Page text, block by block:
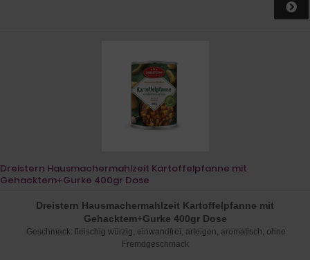
Dreistern Hausmachermahlzeit Kartoffelpfanne mit
Gehacktem+Gurke 400gr Dose
Dreistern Hausmachermahlzeit Kartoffelpfanne mit
Gehacktem+Gurke 400gr Dose
Geschmack: fleischig würzig, einwandfrei, arteigen, aromatisch, ohne
Fremdgeschmack